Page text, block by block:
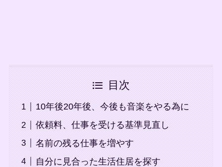
目次
10年後20年後、今後も音楽をやる為に
依頼料、仕事を受ける基準見直し
名前の残る仕事を増やす
自分に見合った生活住居を探す